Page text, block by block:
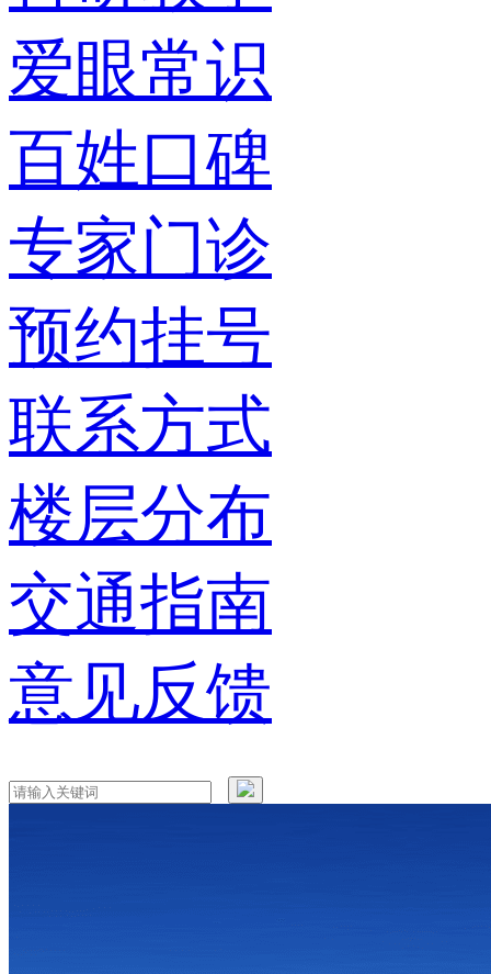
爱眼常识
百姓口碑
专家门诊
预约挂号
联系方式
楼层分布
交通指南
意见反馈